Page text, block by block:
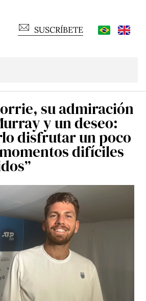
SUSCRÍBETE
su admiración
y un deseo:
disfrutar un poco
difíciles